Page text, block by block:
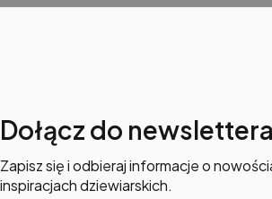
Dołącz do newslettera
Zapisz się i odbieraj informacje o
inspiracjach dziewiarskich.